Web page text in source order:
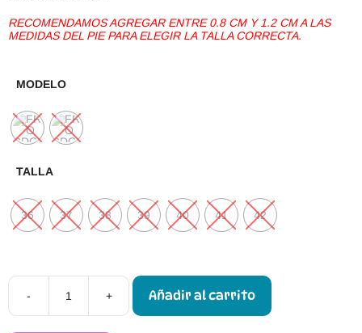
RECOMENDAMOS AGREGAR ENTRE 0.8 CM Y 1.2 CM A LAS
MEDIDAS DEL PIE PARA ELEGIR LA TALLA CORRECTA.
MODELO
TALLA
36 37 38 39 40 41 42
-
Zapatillas
Respetuosas
+ Añadir al carrito